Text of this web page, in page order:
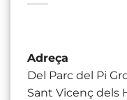
Adreça
Del Parc del Pi
Sant Vicenç dels